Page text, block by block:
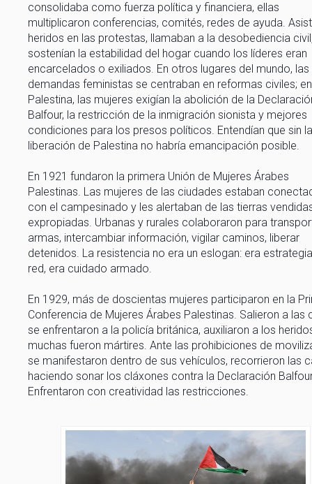
consolidaba como fuerza política y financiera, ellas
multiplicaron conferencias, comités, redes de ayuda.
heridos en las protestas, llamaban a la desobediencia
sostenían la estabilidad del hogar cuando los líderes eran
encarcelados o exiliados. En otros lugares del mundo, las
demandas feministas se centraban en reformas civiles; en
Palestina, las mujeres exigían la abolición de la
Balfour, la restricción de la inmigración sionista y mejores
condiciones para los presos políticos. Entendían que sin la
liberación de Palestina no habría emancipación posible.
En 1921 fundaron la primera Unión de Mujeres Árabes
Palestinas. Las mujeres de las ciudades estaban
con el campesinado y les alertaban de las tierras
expropiadas. Urbanas y rurales colaboraron para
armas, intercambiar información, vigilar caminos, liberar
detenidos. La resistencia no era un eslogan: era
red, era cuidado armado.
En 1929, más de doscientas mujeres participaron en la
Conferencia de Mujeres Árabes Palestinas. Salieron a las
se enfrentaron a la policía británica, auxiliaron a los
muchas fueron mártires. Ante las prohibiciones de
se manifestaron dentro de sus vehículos, recorrieron las
haciendo sonar los cláxones contra la Declaración
Enfrentaron con creatividad las restricciones.